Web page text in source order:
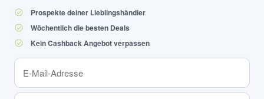
Prospekte deiner Lieblingshändler
Wöchentlich die besten Deals
Kein Cashback Angebot verpassen